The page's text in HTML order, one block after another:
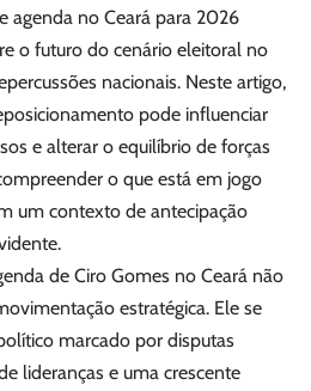
agenda no Ceará para 2026
o futuro do cenário eleitoral no
nacionais. Neste artigo,
pode influenciar
e alterar o equilíbrio de forças
o que está em jogo
um contexto de antecipação
de Ciro Gomes no Ceará não
estratégica. Ele se
marcado por disputas
lideranças e uma crescente